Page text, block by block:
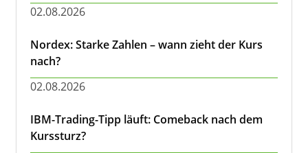
02.08.2026
Nordex: Starke Zahlen – wann zieht der Kurs
nach?
02.08.2026
IBM-Trading-Tipp läuft: Comeback nach dem
Kurssturz?